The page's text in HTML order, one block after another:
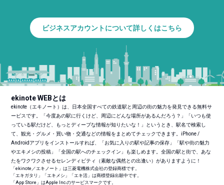
ビジネスアカウントについて詳しくはこちら
ekinote WEBとは
ekinote（エキノート）は、日本全国すべての鉄道駅と周辺の街の魅力を発見できる無料サ
ービスです。「今度あの駅に行くけど、周辺にどんな場所があるんだろう？」「いつも使
っている駅だけど、もっとディープな情報が知りたいな！」というとき、駅名で検索し
て、観光・グルメ・買い物・交通などの情報をまとめてチェックできます。iPhone /
Androidアプリをインストールすれば、「お気に入りの駅や記事の保存」「駅や街の魅力
やエキメシの投稿」「全国の駅へのチェックイン」も楽しめます。全国の駅と街で、あな
たをワクワクさせるセレンディピティ（素敵な偶然との出逢い）がありますように！
「ekinote／エキノート」は三菱電機株式会社の登録商標です。
「エキガタリ」「エキメシ」「エキ活」は商標登録出願中です。
「App Store」はApple Inc.のサービスマークです。